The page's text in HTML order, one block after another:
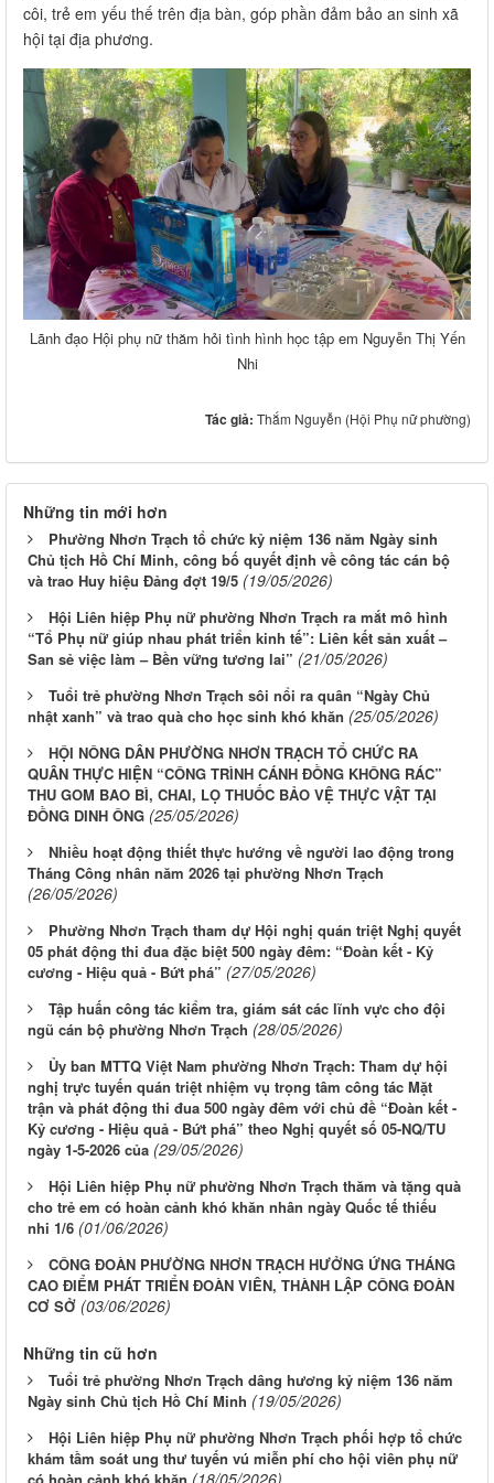
côi, trẻ em yếu thế trên địa bàn, góp phần đảm bảo an sinh xã
hội tại địa phương.
Lãnh đạo Hội phụ nữ thăm hỏi tình hình học tập em Nguyễn Thị Yến
Nhi
Tác giả: Thắm Nguyễn (Hội Phụ nữ phường)
Những tin mới hơn
Phường Nhơn Trạch tổ chức kỷ niệm 136 năm Ngày sinh
Chủ tịch Hồ Chí Minh, công bố quyết định về công tác cán bộ
và trao Huy hiệu Đảng đợt 19/5 (19/05/2026)
Hội Liên hiệp Phụ nữ phường Nhơn Trạch ra mắt mô hình
“Tổ Phụ nữ giúp nhau phát triển kinh tế”: Liên kết sản xuất –
San sẻ việc làm – Bền vững tương lai” (21/05/2026)
Tuổi trẻ phường Nhơn Trạch sôi nổi ra quân “Ngày Chủ
nhật xanh” và trao quà cho học sinh khó khăn (25/05/2026)
HỘI NÔNG DÂN PHƯỜNG NHƠN TRẠCH TỔ CHỨC RA
QUÂN THỰC HIỆN “CÔNG TRÌNH CÁNH ĐỒNG KHÔNG RÁC”
THU GOM BAO BÌ, CHAI, LỌ THUỐC BẢO VỆ THỰC VẬT TẠI
ĐỒNG DINH ÔNG (25/05/2026)
Nhiều hoạt động thiết thực hướng về người lao động trong
Tháng Công nhân năm 2026 tại phường Nhơn Trạch
(26/05/2026)
Phường Nhơn Trạch tham dự Hội nghị quán triệt Nghị quyết
05 phát động thi đua đặc biệt 500 ngày đêm: “Đoàn kết - Kỷ
cương - Hiệu quả - Bứt phá” (27/05/2026)
Tập huấn công tác kiểm tra, giám sát các lĩnh vực cho đội
ngũ cán bộ phường Nhơn Trạch (28/05/2026)
Ủy ban MTTQ Việt Nam phường Nhơn Trạch: Tham dự hội
nghị trực tuyến quán triệt nhiệm vụ trọng tâm công tác Mặt
trận và phát động thi đua 500 ngày đêm với chủ đề “Đoàn kết -
Kỷ cương - Hiệu quả - Bứt phá” theo Nghị quyết số 05-NQ/TU
ngày 1-5-2026 của (29/05/2026)
Hội Liên hiệp Phụ nữ phường Nhơn Trạch thăm và tặng quà
cho trẻ em có hoàn cảnh khó khăn nhân ngày Quốc tế thiếu
nhi 1/6 (01/06/2026)
CÔNG ĐOÀN PHƯỜNG NHƠN TRẠCH HƯỞNG ỨNG THÁNG
CAO ĐIỂM PHÁT TRIỂN ĐOÀN VIÊN, THÀNH LẬP CÔNG ĐOÀN
CƠ SỞ (03/06/2026)
Những tin cũ hơn
Tuổi trẻ phường Nhơn Trạch dâng hương kỷ niệm 136 năm
Ngày sinh Chủ tịch Hồ Chí Minh (19/05/2026)
Hội Liên hiệp Phụ nữ phường Nhơn Trạch phối hợp tổ chức
khám tầm soát ung thư tuyến vú miễn phí cho hội viên phụ nữ
có hoàn cảnh khó khăn (18/05/2026)